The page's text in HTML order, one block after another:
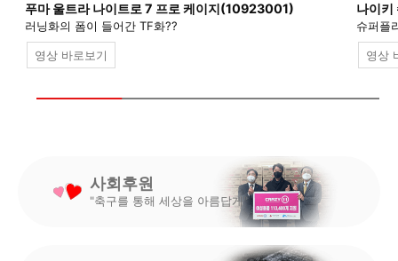
푸마 울트라 나이트로 7 프로 케이지(10923001)
러닝화의 폼이 들어간 TF화??
영상 바로보기
나이
슈퍼플
영상
사회후원
"축구를 통해 세상을 아름답게"